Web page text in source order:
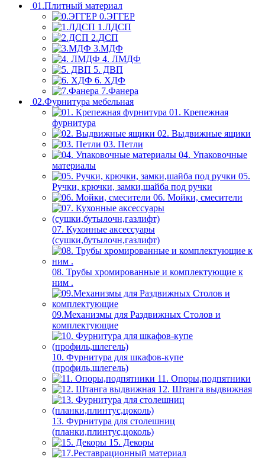
01.Плитный материал
0.ЭГГЕР
1.ЛДСП
2.ДСП
3.МДФ
4. ЛМДФ
5. ДВП
6. ХДФ
7.Фанера
02.Фурнитура мебельная
01. Крепежная
фурнитура
02. Выдвижные ящики
03. Петли
04. Упаковочные
материалы
05.
Ручки, крючки, замки,шайба под ручки
06. Мойки, смесители
07. Кухонные аксессуары
(сушки,бутылочн,газлифт)
08. Трубы хромированные и комплектующие к
ним .
09.Механизмы для Раздвижных Столов и
комплектующие
10. Фурнитура для шкафов-купе
(профиль,шлегель)
11. Опоры,подпятники
12. Штанга выдвижная
13. Фурнитура для столешниц
(планки,плинтус,цоколь)
15. Декоры